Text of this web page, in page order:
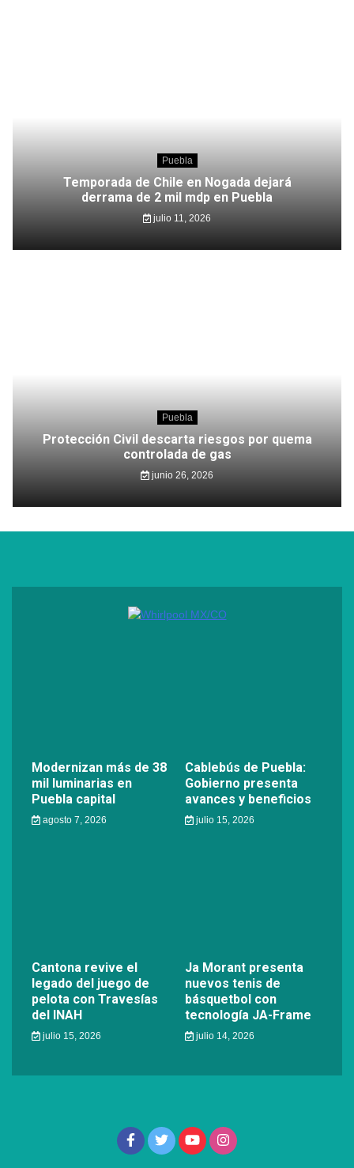
Puebla
Temporada de Chile en Nogada dejará
derrama de 2 mil mdp en Puebla
julio 11, 2026
Puebla
Protección Civil descarta riesgos por quema
controlada de gas
junio 26, 2026
Modernizan más de 38
mil luminarias en
Puebla capital
agosto 7, 2026
Cablebús de Puebla:
Gobierno presenta
avances y beneficios
julio 15, 2026
Cantona revive el
legado del juego de
pelota con Travesías
del INAH
julio 15, 2026
Ja Morant presenta
nuevos tenis de
básquetbol con
tecnología JA-Frame
julio 14, 2026